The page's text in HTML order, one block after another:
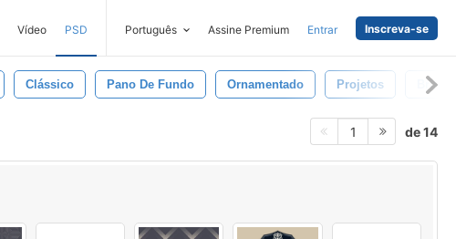
Vídeo PSD Português Assine Premium Entrar Inscreva-se
Clássico Pano De Fundo Ornamentado Projetos
1 de 14